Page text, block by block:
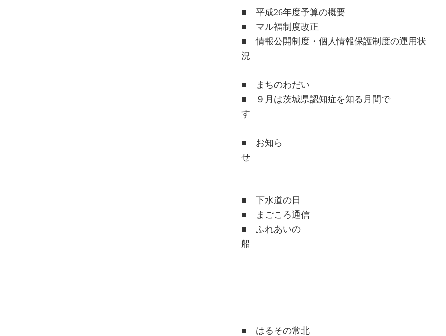
■ 平成26年度予算の概要
■ マル福制度改正
■ 情報公開制度・個人情報保護制度の運用状
■ まちのわだい
■ ９月は茨城県認知症を知る月間で
■ お知ら
■ 下水道の日
■ まごころ通信
■ ふれあいの
■ はるその常北